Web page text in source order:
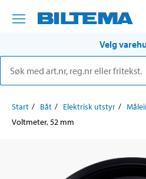
Velg
Start Båt Elektrisk utstyr
Voltmeter, 52 mm